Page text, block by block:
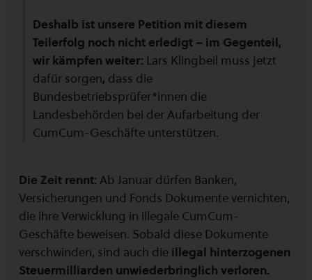
Deshalb ist unsere Petition mit diesem
Teilerfolg noch nicht erledigt – im Gegenteil,
wir kämpfen weiter: Lars Klingbeil muss jetzt
dafür sorgen, dass die
Bundesbetriebsprüfer*innen die
Landesbehörden bei der Aufarbeitung der
CumCum-Geschäfte unterstützen.
Die Zeit rennt: Ab Januar dürfen Banken,
Versicherungen und Fonds Dokumente vernichten,
die ihre Verwicklung in illegale CumCum-
Geschäfte beweisen. Sobald diese Dokumente
verschwinden, sind auch die illegal hinterzogenen
Steuermilliarden unwiederbringlich verloren.